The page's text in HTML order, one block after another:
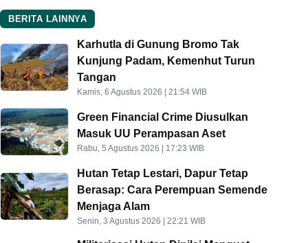
BERITA LAINNYA
Karhutla di Gunung Bromo Tak
Kunjung Padam, Kemenhut Turun
Tangan
Kamis, 6 Agustus 2026 | 21:54 WIB
Green Financial Crime Diusulkan
Masuk UU Perampasan Aset
Rabu, 5 Agustus 2026 | 17:23 WIB
Hutan Tetap Lestari, Dapur Tetap
Berasap: Cara Perempuan Semende
Menjaga Alam
Senin, 3 Agustus 2026 | 22:21 WIB